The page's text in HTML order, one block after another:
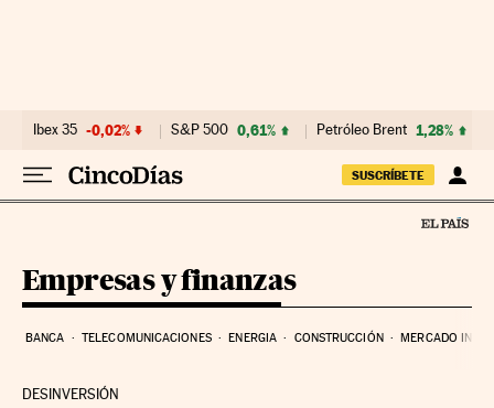
Ibex 35 -0,02% S&P 500 0,61% Petróleo Brent 1,28%
SUSCRÍBETE
Empresas y finanzas
BANCA TELECOMUNICACIONES ENERGIA CONSTRUCCIÓN MERCADO
DESINVERSIÓN